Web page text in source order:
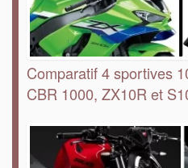
Comparatif 4 sportives
CBR 1000, ZX10R et